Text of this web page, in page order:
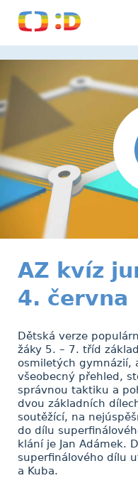
AZ kvíz
4. června
Dětská verze
žáky 5. – 7. tříd
osmiletých gymnázií,
všeobecný přehled,
správnou taktiku a
dvou základních
soutěžící, na
do dílu
klání je Jan Adámek.
superfinálového dílu
a Kuba.